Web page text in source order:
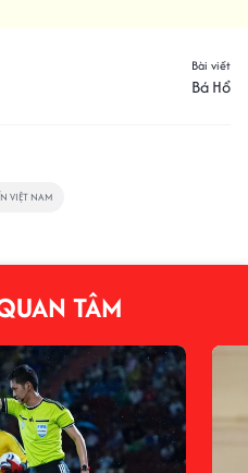
Bài viết
Bá Hổ
VIỆT NAM
TÂM